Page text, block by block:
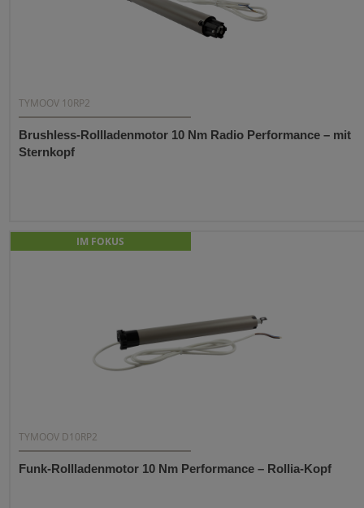
TYMOOV 10RP2
Brushless-Rollladenmotor 10 Nm Radio Performance – mit
Sternkopf
IM FOKUS
TYMOOV D10RP2
Funk-Rollladenmotor 10 Nm Performance – Rollia-Kopf